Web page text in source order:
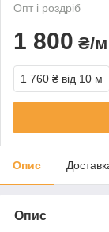
Опт і роздріб
1 800 ₴/м
1 760 ₴ від 10 м
Опис
Опис